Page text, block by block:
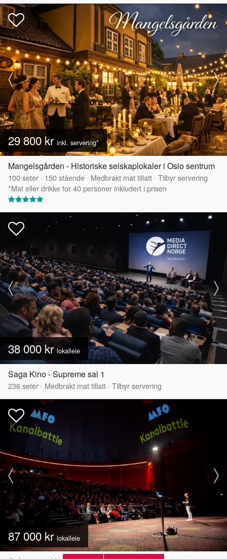
29 800 kr inkl. servering*
Mangelsgården - Historiske selskaplokaler i Oslo sentrum
100seter · 150stående · Medbrakt mat tillatt · Tilbyr servering
*Mat eller drikke for 40 personer inkludert i prisen
38 000 kr lokalleie
Saga Kino - Supreme sal 1
236seter · Medbrakt mat tillatt · Tilbyr servering
87 000 kr lokalleie